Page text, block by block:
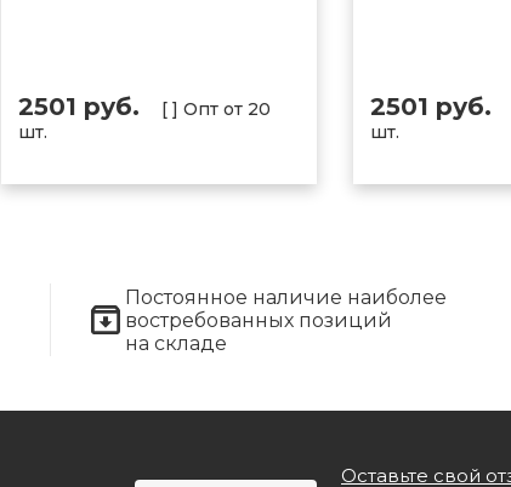
2501 руб.
[ ] Опт от 20
шт.
2501 руб.
шт.
Постоянное наличие наиболее
востребованных позиций
на складе
Оставьте свой